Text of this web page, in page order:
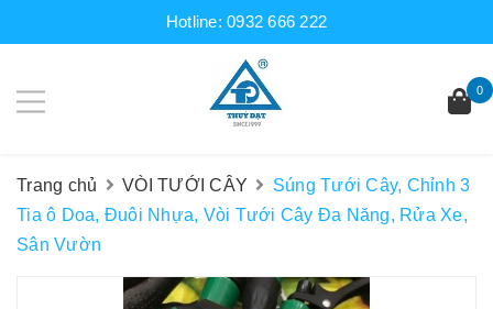
Hotline:0932 666 222
0
Trang chủ VÒI TƯỚI CÂY
Súng Tưới Cây, Chỉnh 3
Tia ô Doa, Đuôi Nhựa, Vòi Tưới Cây Đa Năng, Rửa Xe,
Sân Vườn